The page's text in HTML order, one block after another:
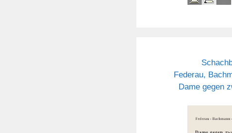
Federau,
Dame gegen